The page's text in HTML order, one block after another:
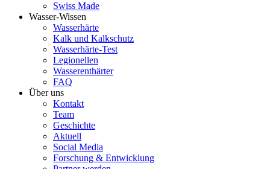
Swiss Made
Wasser-Wissen
Wasserhärte
Kalk und Kalkschutz
Wasserhärte-Test
Legionellen
Wasserenthärter
FAQ
Über uns
Kontakt
Team
Geschichte
Aktuell
Social Media
Forschung & Entwicklung